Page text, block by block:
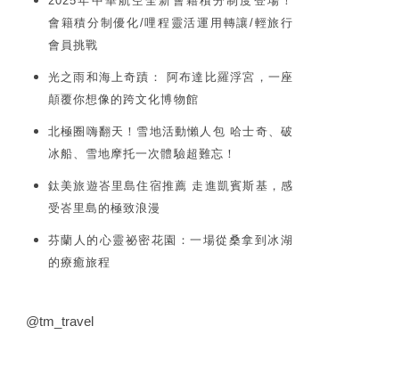
會籍積分制優化/哩程靈活運用轉讓/輕旅行
會員挑戰
光之雨和海上奇蹟： 阿布達比羅浮宮，一座
顛覆你想像的跨文化博物館
北極圈嗨翻天！雪地活動懶人包 哈士奇、破
冰船、雪地摩托一次體驗超難忘！
鈦美旅遊峇里島住宿推薦 走進凱賓斯基，感
受峇里島的極致浪漫
芬蘭人的心靈祕密花園：一場從桑拿到冰湖
的療癒旅程
@tm_travel